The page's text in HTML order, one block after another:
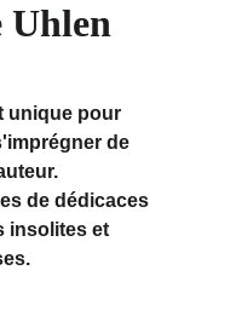
de
auteur.
de dédicaces
insolites et
Uhlen